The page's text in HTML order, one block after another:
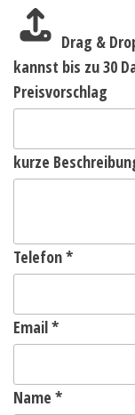
Drag &
kannst bis zu 30
Preisvorschlag
kurze
Telefon*
Email*
Name *